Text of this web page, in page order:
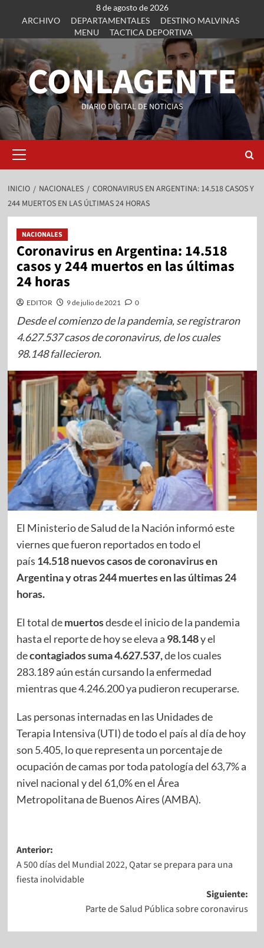
8 de agosto de 2026
ARCHIVO
DEPARTAMENTALES
DESTINO MALVINAS
MENU
TACTICA DEPORTIVA
CONLAGENTE
DIARIO DIGITAL DE NOTICIAS
INICIO NACIONALES
CORONAVIRUS EN ARGENTINA: 14.518 CASOS Y
244 MUERTOS EN LAS ÚLTIMAS 24 HORAS
NACIONALES
Coronavirus en Argentina: 14.518
casos y 244 muertos en las últimas
24 horas
EDITOR 9 de julio de 2021 0
Desde el comienzo de la pandemia, se registraron
4.627.537 casos de coronavirus, de los cuales
98.148 fallecieron.
El Ministerio de Salud de la Nación informó este
viernes que fueron reportados en todo el
país 14.518 nuevos casos decoronavirusen
Argentina y otras 244 muertes en las últimas 24
horas.
El total demuertosdesde el inicio de la pandemia
hasta el reporte de hoy se eleva a 98.148y el
decontagiados suma 4.627.537,de los cuales
283.189 aún están cursando la enfermedad
mientras que 4.246.200 ya pudieron recuperarse.
Las personas internadas en las Unidades de
Terapia Intensiva (UTI) de todo el país al día de hoy
son 5.405, lo que representa un porcentaje de
ocupación de camas por toda patología del 63,7% a
nivel nacional y del 61,0% en el Área
Metropolitana de Buenos Aires (AMBA).
Anterior:
A 500 días del Mundial 2022, Qatar se prepara para una
fiesta inolvidable
Siguiente:
Parte de Salud Pública sobre coronavirus